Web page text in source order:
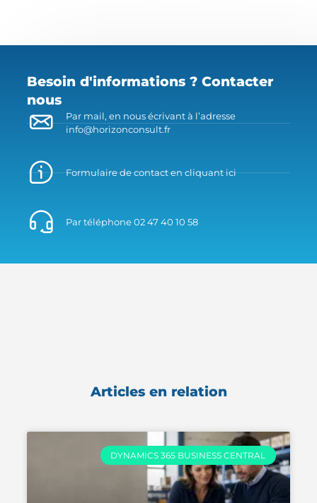
Besoin d'informations ? Contacter
nous
Par mail, en nous écrivant à l’adresse
info@horizonconsult.fr
Formulaire de contact en cliquant ici
Par téléphone 02 47 40 10 58
Articles en relation
DYNAMICS 365 BUSINESS CENTRAL